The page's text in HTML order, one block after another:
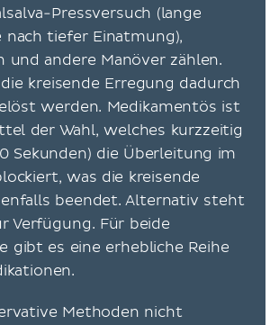
Pressversuch (lange
nach tiefer Einatmung),
und andere Manöver zählen.
kreisende Erregung dadurch
werden. Medikamentös ist
der Wahl, welches kurzzeitig
Sekunden) die Überleitung im
was die kreisende
beendet. Alternativ steht
Verfügung. Für beide
gibt es eine erhebliche Reihe
Methoden nicht